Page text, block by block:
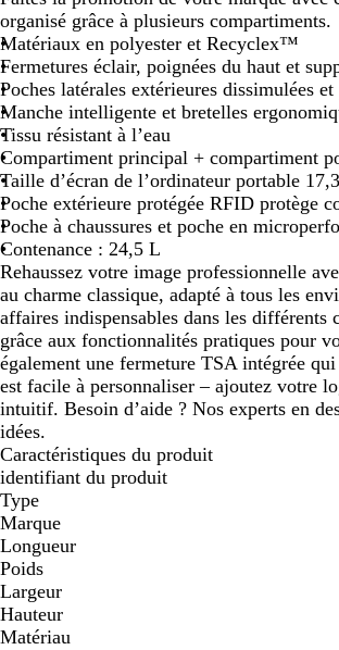
défiler
défiler
organisé grâce à plusieurs compartiments.
Matériaux en polyester et Recyclex™
Fermetures éclair, poignées du haut et
Poches latérales extérieures dissimulées
Manche intelligente et bretelles
Tissu résistant à l’eau
Compartiment principal + compartiment
Taille d’écran de l’ordinateur portable
Poche extérieure protégée RFID protège
Poche à chaussures et poche en
Contenance : 24,5 L
Rehaussez votre image professionnelle
au charme classique, adapté à tous les
affaires indispensables dans les
grâce aux fonctionnalités pratiques pour
également une fermeture TSA intégrée
est facile à personnaliser – ajoutez votre
intuitif. Besoin d’aide ? Nos experts en
idées.
Caractéristiques du produit
identifiant du produit
Type
Marque
Longueur
Poids
Largeur
Hauteur
Matériau